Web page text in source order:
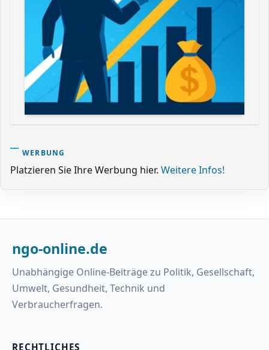
WERBUNG
Platzieren Sie Ihre Werbung hier. Weitere Infos!
ngo-online.de
Unabhängige Online-Beiträge zu Politik, Gesellschaft,
Umwelt, Gesundheit, Technik und
Verbraucherfragen.
RECHTLICHES